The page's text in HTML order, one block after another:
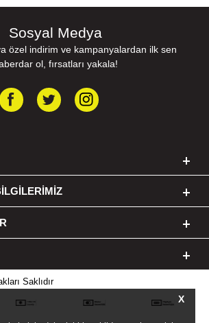
X
Sosyal Medya
özel indirim ve kampanyalardan ilk sen
ol, fırsatları yakala!
Saklıdır